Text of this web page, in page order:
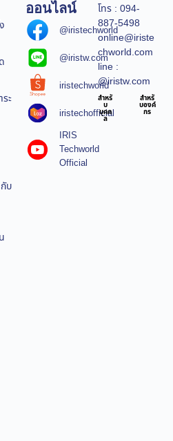
ะ
บ
ออนไลน์
@iristechworld
@iristw.com
iristechworld
iristechofficial
IRIS
Techworld
Official
โทร : 094-
887-5498
online@iriste
chworld.com
line :
@iristw.com
สำหรั
บ
บุคค
ล
สำหรั
บองค์
กร